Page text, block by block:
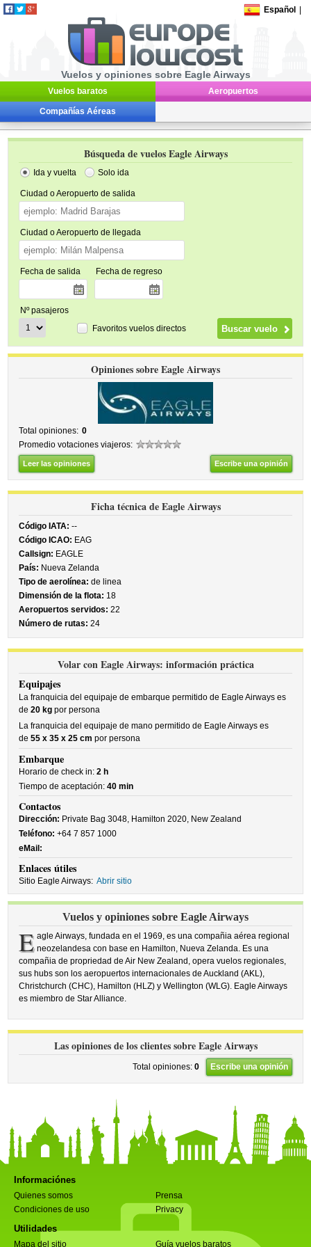
Español
Vuelos y opiniones sobre Eagle Airways
Vuelos baratos Aeropuertos
Compañías Aéreas
Búsqueda de vuelos Eagle Airways
Ida y vuelta Solo ida
Ciudad o Aeropuerto de salida
Ciudad o Aeropuerto de llegada
Fecha de salida Fecha de regreso
Nº pasajeros
Favoritos vuelos directos
Opiniones sobre Eagle Airways
Total opiniones: 0
Promedio votaciones viajeros:
Leer las opiniones Escribe una opinión
Ficha técnica de Eagle Airways
Código IATA: --
Código ICAO: EAG
Callsign: EAGLE
País: Nueva Zelanda
Tipo de aerolínea: de linea
Dimensión de la flota: 18
Aeropuertos servidos: 22
Número de rutas: 24
Volar con Eagle Airways: información práctica
Equipajes
La franquicia del equipaje de embarque permitido de Eagle Airways es
de20 kg por persona
La franquicia del equipaje de mano permitido de Eagle Airways es
de55 x 35 x 25 cm por persona
Embarque
Horario de check in:2 h
Tiempo de aceptación:40 min
Contactos
Dirección: Private Bag 3048, Hamilton 2020, New Zealand
Teléfono: +64 7 857 1000
eMail:
Enlaces útiles
Sitio Eagle Airways: Abrir sitio
Vuelos y opiniones sobre Eagle Airways
E agle Airways, fundada en el 1969, es una compañia aérea regional
neozelandesa con base en Hamilton, Nueva Zelanda. Es una
compañia de propriedad de Air New Zealand, opera vuelos regionales,
sus hubs son los aeropuertos internacionales de Auckland (AKL),
Christchurch (CHC), Hamilton (HLZ) y Wellington (WLG). Eagle Airways
es miembro de Star Alliance.
Las opiniones de los clientes sobre Eagle Airways
Total opiniones: 0 Escribe una opinión
Informaciónes
Quienes somos
Prensa
Condiciones de uso
Privacy
Utilidades
Mapa del sitio Guía vuelos baratos